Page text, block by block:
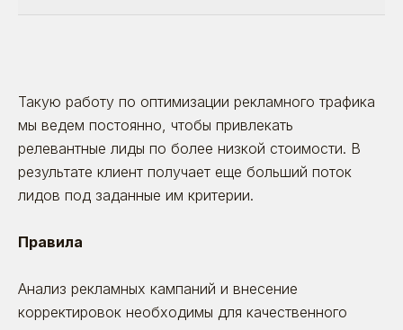
Такую работу по оптимизации рекламного трафика
мы ведем постоянно, чтобы привлекать
релевантные лиды по более низкой стоимости. В
результате клиент получает еще больший поток
лидов под заданные им критерии.
Правила
Анализ рекламных кампаний и внесение
корректировок необходимы для качественного